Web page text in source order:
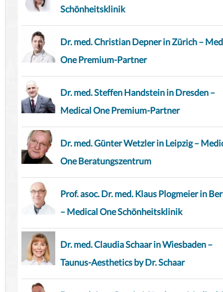
Schönheitsklinik
Dr. med. Christian Depner in Zürich –
One Premium-Partner
Dr. med. Steffen Handstein in Dresden –
Medical One Premium-Partner
Dr. med. Günter Wetzler in Leipzig –
One Beratungszentrum
Prof. asoc. Dr. med. Klaus Plogmeier in
– Medical One Schönheitsklinik
Dr. med. Claudia Schaar in Wiesbaden –
Taunus-Aesthetics by Dr. Schaar